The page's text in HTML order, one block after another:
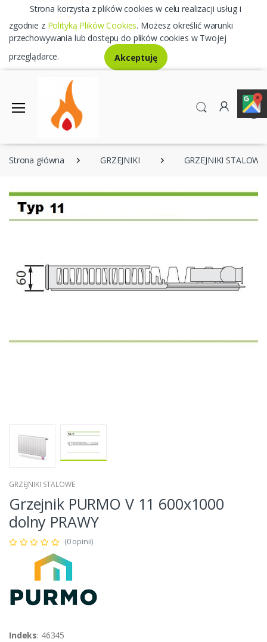
Strona korzysta z plików cookies w celu realizacji usług i
zgodnie z Polityką Plików Cookies. Możesz określić warunki
przechowywania lub dostępu do plików cookies w Twojej
przeglądarce.
Akceptuję
0
Strona główna GRZEJNIKI GRZEJNIKI STALOWE
GRZEJNIKI STALOWE
Grzejnik PURMO V 11 600x1000
dolny PRAWY
(0 opinii)
Indeks: 46345